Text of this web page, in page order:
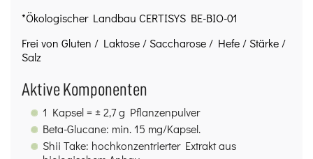
*Ökologischer Landbau CERTISYS BE-BIO-01
Frei von Gluten / Laktose / Saccharose / Hefe / Stärke /
Salz
Aktive Komponenten
1 Kapsel = ± 2,7 g Pflanzenpulver
Beta-Glucane: min. 15 mg/Kapsel.
Shii Take: hochkonzentrierter Extrakt aus